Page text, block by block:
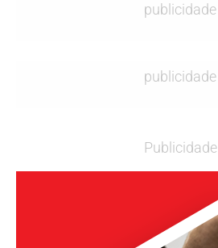
publicidade
publicidade
Publicidade